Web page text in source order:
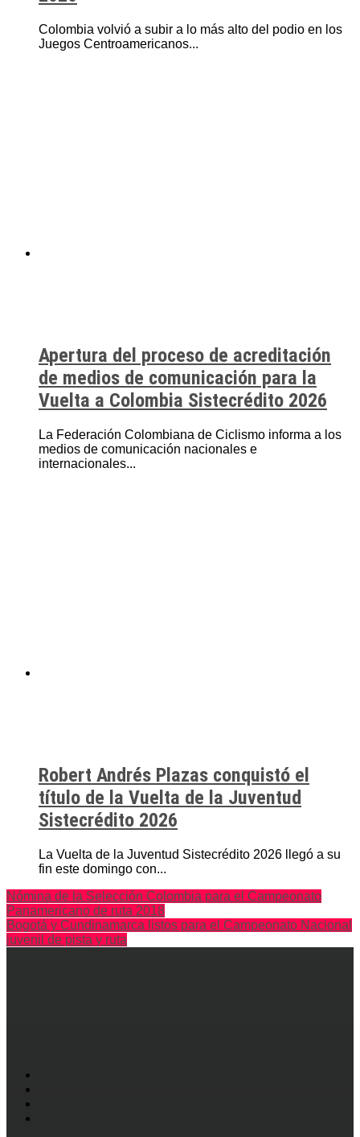
Colombia volvió a subir a lo más alto del podio en los
Juegos Centroamericanos...
Apertura del proceso de acreditación
de medios de comunicación para la
Vuelta a Colombia Sistecrédito 2026
La Federación Colombiana de Ciclismo informa a los
medios de comunicación nacionales e
internacionales...
Robert Andrés Plazas conquistó el
título de la Vuelta de la Juventud
Sistecrédito 2026
La Vuelta de la Juventud Sistecrédito 2026 llegó a su
fin este domingo con...
Nómina de la Selección Colombia para el Campeonato
Panamericano de ruta 2018
Bogotá y Cundinamarca listos para el Campeonato Nacional
juvenil de pista y ruta